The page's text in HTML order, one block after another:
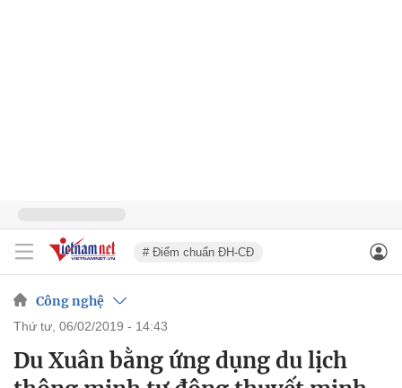
# Điểm chuẩn ĐH-CĐ
Công nghệ
thứ tư, 06/02/2019 - 14:43
Du Xuân bằng ứng dụng du lịch